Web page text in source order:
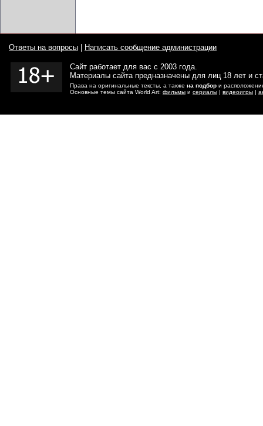
Ответы на вопросы Написать сообщение администрации
Сайт работает для вас с 2003 года.
Материалы сайта предназначены для лиц 18 лет и
Права на оригинальные тексты, а также на подбор и
Основные темы сайта World Art: фильмы и сериалы | видеоигры |